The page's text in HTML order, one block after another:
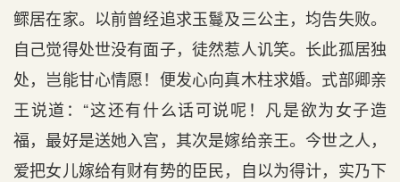
鳏居在家。以前曾经追求玉鬘及三公主，均告失败。
自己觉得处世没有面子，徒然惹人讥笑。长此孤居独
处，岂能甘心情愿！便发心向真木柱求婚。式部卿亲
王说道：“这还有什么话可说呢！凡是欲为女子造
福，最好是送她入宫，其次是嫁给亲王。今世之人，
爱把女儿嫁给有财有势的臣民，自以为得计，实乃下